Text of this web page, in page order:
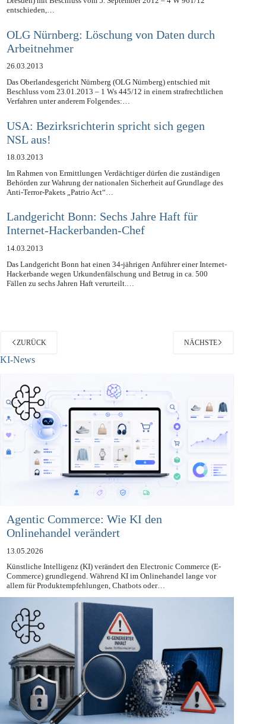
Wie bereits berichtet, hat das Oberlandesgericht Dresden (OLG
Dresden) mit Beschluss vom 5. September 2012 – 4 W 961/12
OLG Nürnberg: Löschung von Daten durch
Arbeitnehmer
26.03.2013
Das Oberlandesgericht Nürnberg (OLG Nürnberg) entschied mit
Beschluss vom 23.01.2013 – 1 Ws 445/12 in einem strafrechtlichen
USA: Bezirksrichterin spricht sich gegen
NSL aus!
18.03.2013
Im Rahmen von Ermittlungen Verdächtiger dürfen die zuständigen
Behörden zur Wahrung der nationalen Sicherheit auf Grundlage des
Landgericht Bonn: Sechs Jahre Haft für
Internet-Hackerbanden-Chef
14.03.2013
Das Landgericht Bonn hat einen 34-jährigen Anführer einer Internet-
Hackerbande wegen Urkundenfälschung und Betrug in ca. 500
ZURÜCK
Agentic Commerce: Wie KI den
Onlinehandel verändert
13.05.2026
Künstliche Intelligenz (KI) verändert den Electronic Commerce (E-
Commerce) grundlegend. Während KI im Onlinehandel lange vor
allem für Produktempfehlungen, Chatbots oder…